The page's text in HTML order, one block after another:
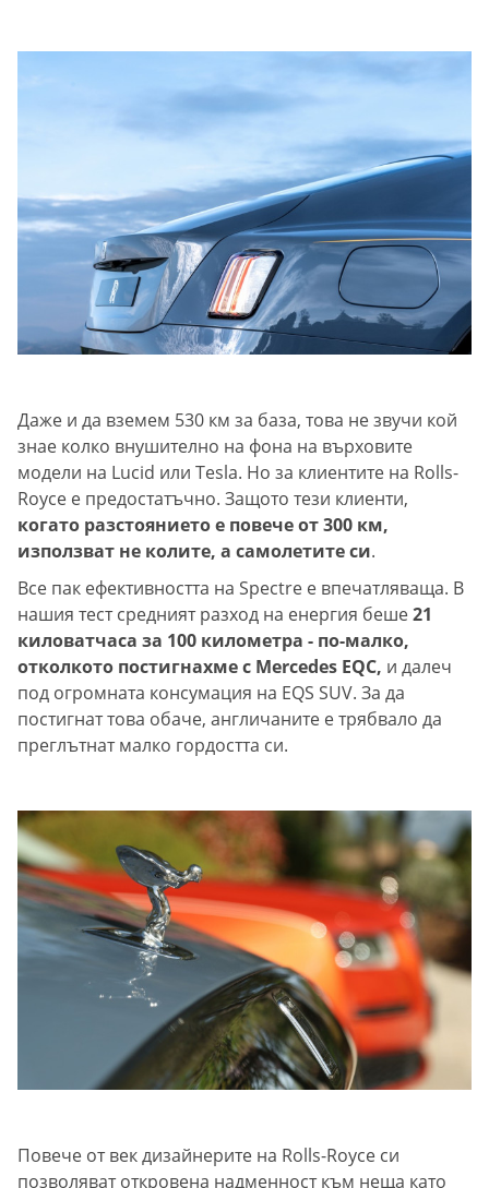
Даже и да вземем 530 км за база, това не звучи кой
знае колко внушително на фона на върховите
модели на Lucid или Tesla. Но за клиентите на Rolls-
Royce е предостатъчно. Защото тези клиенти,
когато разстоянието е повече от 300 км,
използват не колите, а самолетите си.
Все пак ефективността на Spectre е впечатляваща. В
нашия тест средният разход на енергия беше21
киловатчаса за 100 километра - по-малко,
отколкото постигнахме с Mercedes EQC, и далеч
под огромната консумация на EQS SUV. За да
постигнат това обаче, англичаните е трябвало да
преглътнат малко гордостта си.
Повече от век дизайнерите на Rolls-Royce си
позволяват откровена надменност към неща като